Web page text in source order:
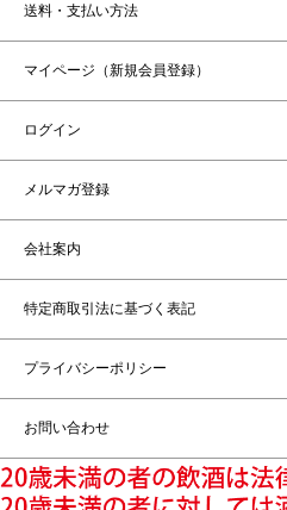
送料・支払い方法
マイページ（新規会員登録）
ログイン
メルマガ登録
会社案内
特定商取引法に基づく表記
プライバシーポリシー
お問い合わせ